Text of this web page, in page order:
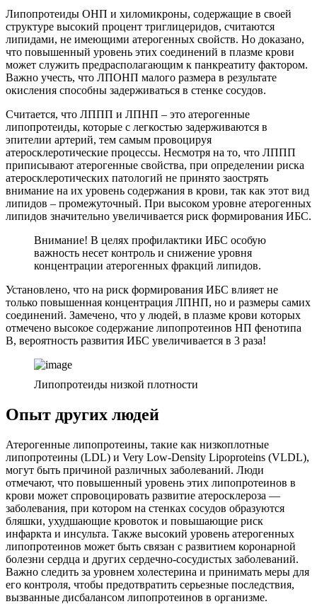
Липопротеиды ОНП и хиломикроны, содержащие в своей
структуре высокий процент триглицеридов, считаются
липидами, не имеющими атерогенных свойств. Но доказано,
что повышенный уровень этих соединений в плазме крови
может служить предрасполагающим к панкреатиту фактором.
Важно учесть, что ЛПОНП малого размера в результате
окисления способны задерживаться в стенке сосудов.
Считается, что ЛППП и ЛПНП – это атерогенные
липопротеиды, которые с легкостью задерживаются в
эпителии артерий, тем самым провоцируя
атеросклеротические процессы. Несмотря на то, что ЛППП
приписывают атерогенные свойства, при определении риска
атеросклеротических патологий не принято заострять
внимание на их уровень содержания в крови, так как этот вид
липидов – промежуточный. При высоком уровне атерогенных
липидов значительно увеличивается риск формирования ИБС.
Внимание! В целях профилактики ИБС особую
важность несет контроль и снижение уровня
концентрации атерогенных фракций липидов.
Установлено, что на риск формирования ИБС влияет не
только повышенная концентрация ЛПНП, но и размеры самих
соединений. Замечено, что у людей, в плазме крови которых
отмечено высокое содержание липопротеинов НП фенотипа
В, вероятность развития ИБС увеличивается в 3 раза!
Липопротеиды низкой плотности
Опыт других людей
Атерогенные липопротеины, такие как низкоплотные
липопротеины (LDL) и Very Low-Density Lipoproteins (VLDL),
могут быть причиной различных заболеваний. Люди
отмечают, что повышенный уровень этих липопротеинов в
крови может спровоцировать развитие атеросклероза —
заболевания, при котором на стенках сосудов образуются
бляшки, ухудшающие кровоток и повышающие риск
инфаркта и инсульта. Также высокий уровень атерогенных
липопротеинов может быть связан с развитием коронарной
болезни сердца и других сердечно-сосудистых заболеваний.
Важно следить за уровнем холестерина и принимать меры для
его контроля, чтобы предотвратить серьезные последствия,
вызванные дисбалансом липопротеинов в организме.